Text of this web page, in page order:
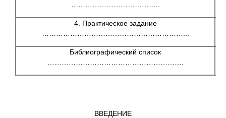
4. Практическое задание
Библиографический список
ВВЕДЕНИЕ